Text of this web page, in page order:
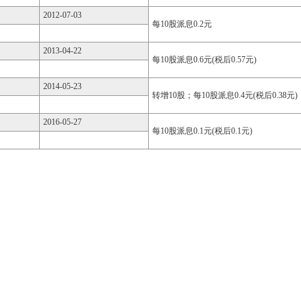
2012-07-03
每10股派息0.2元
2013-04-22
每10股派息0.6元(税后0.57元)
2014-05-23
转增10股；每10股派息0.4元(税后0.38元)
2016-05-27
每10股派息0.1元(税后0.1元)